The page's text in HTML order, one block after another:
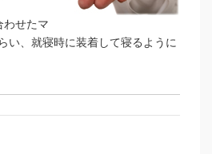
わせたマ
い、就寝時に装着して寝るように